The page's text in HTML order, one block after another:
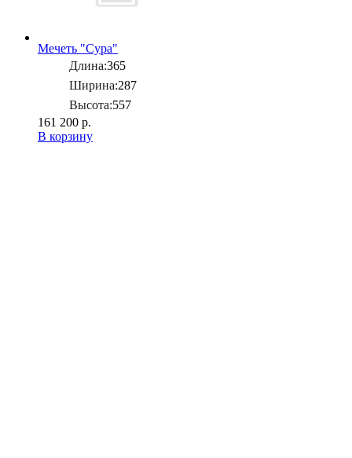
Мечеть "Сура"
Длина:365
Ширина:287
Высота:557
161 200 р.
В корзину